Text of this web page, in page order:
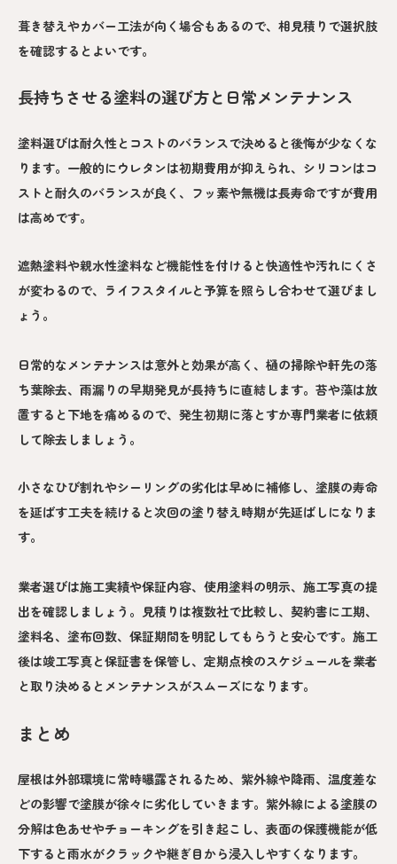
葺き替えやカバー工法が向く場合もあるので、相見積りで選択肢
を確認するとよいです。
長持ちさせる塗料の選び方と日常メンテナンス
塗料選びは耐久性とコストのバランスで決めると後悔が少なくな
ります。一般的にウレタンは初期費用が抑えられ、シリコンはコ
ストと耐久のバランスが良く、フッ素や無機は長寿命ですが費用
は高めです。
遮熱塗料や親水性塗料など機能性を付けると快適性や汚れにくさ
が変わるので、ライフスタイルと予算を照らし合わせて選びまし
ょう。
日常的なメンテナンスは意外と効果が高く、樋の掃除や軒先の落
ち葉除去、雨漏りの早期発見が長持ちに直結します。苔や藻は放
置すると下地を痛めるので、発生初期に落とすか専門業者に依頼
して除去しましょう。
小さなひび割れやシーリングの劣化は早めに補修し、塗膜の寿命
を延ばす工夫を続けると次回の塗り替え時期が先延ばしになりま
す。
業者選びは施工実績や保証内容、使用塗料の明示、施工写真の提
出を確認しましょう。見積りは複数社で比較し、契約書に工期、
塗料名、塗布回数、保証期間を明記してもらうと安心です。施工
後は竣工写真と保証書を保管し、定期点検のスケジュールを業者
と取り決めるとメンテナンスがスムーズになります。
まとめ
屋根は外部環境に常時曝露されるため、紫外線や降雨、温度差な
どの影響で塗膜が徐々に劣化していきます。紫外線による塗膜の
分解は色あせやチョーキングを引き起こし、表面の保護機能が低
下すると雨水がクラックや継ぎ目から浸入しやすくなります。